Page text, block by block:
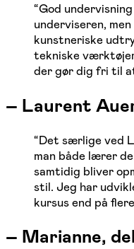
“God
underviseren,
kunstneriske
tekniske
der gør dig fri til
– Laurent
“Det særlige ved
man både lærer
samtidig bliver
stil. Jeg har
kursus end på
– Marianne,